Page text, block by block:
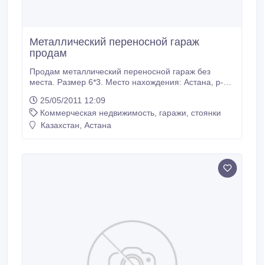
Металлический переносной гараж
продам
Продам металлический переносной гараж без
места. Размер 6*3. Место нахождения: Астана, р-н
13, 8-701-626-20-84. Любовь Семеновна.
25/05/2011 12:09
Коммерческая недвижимость, гаражи, стоянки
Казахстан, Астана